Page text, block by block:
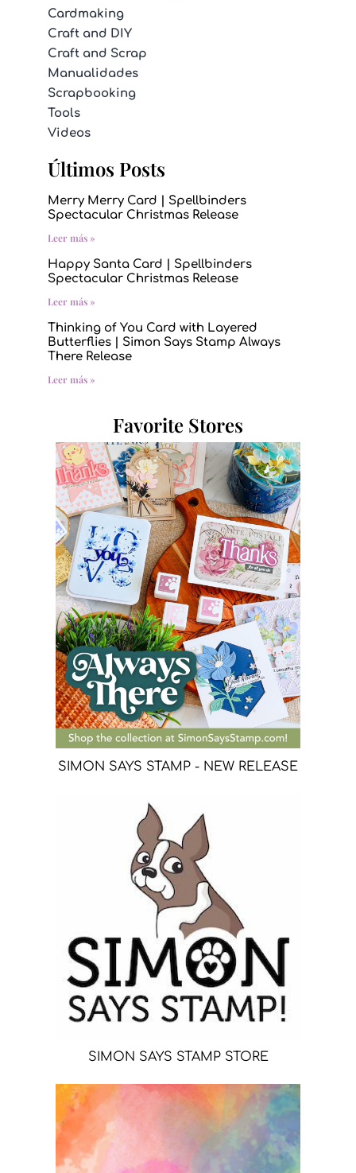
Cardmaking
Craft and DIY
Craft and Scrap
Manualidades
Scrapbooking
Tools
Videos
Últimos Posts
Merry Merry Card | Spellbinders
Spectacular Christmas Release
Leer más »
Happy Santa Card | Spellbinders
Spectacular Christmas Release
Leer más »
Thinking of You Card with Layered
Butterflies | Simon Says Stamp Always
There Release
Leer más »
Favorite Stores
SIMON SAYS STAMP - NEW RELEASE
SIMON SAYS STAMP STORE